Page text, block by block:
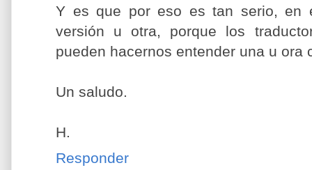
Y es que por eso es tan serio, en
versión u otra, porque los
pueden hacernos entender una u ora
Un saludo.
H.
Responder